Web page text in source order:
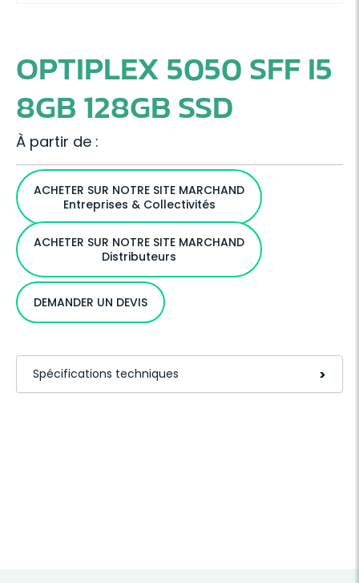
OPTIPLEX 5050 SFF I5
8GB 128GB SSD
À partir de :
ACHETER SUR NOTRE SITE MARCHAND
Entreprises & Collectivités
ACHETER SUR NOTRE SITE MARCHAND
Distributeurs
DEMANDER UN DEVIS
Spécifications techniques >